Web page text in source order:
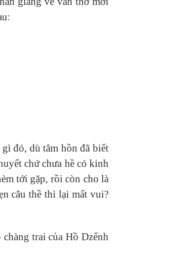
đó, dù tâm hồn đã biết
chứ chưa hề có kinh
tới gặp, rồi còn cho là
câu thề thì lại mất vui?
trai của Hồ Dzếnh